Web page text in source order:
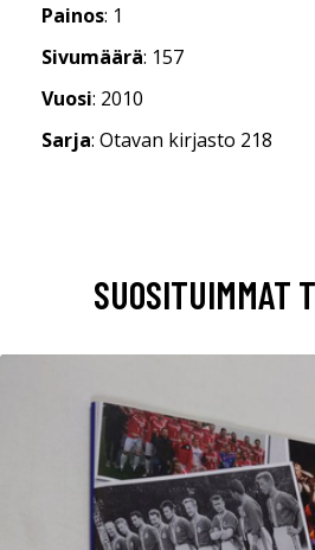
Painos: 1
Sivumäärä: 157
Vuosi: 2010
Sarja: Otavan kirjasto 218
SUOSITUIMMAT